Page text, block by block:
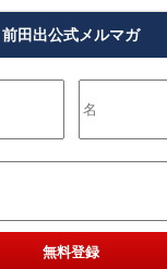
前田出公式メルマガ